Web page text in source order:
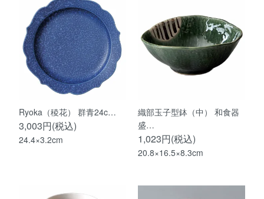
Ryoka（稜花） 群青24c…
3,003円(税込)
24.4×3.2cm
織部玉子型鉢（中） 和食器
盛…
1,023円(税込)
20.8×16.5×8.3cm